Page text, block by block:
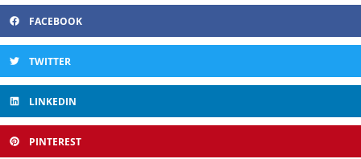
FACEBOOK
TWITTER
LINKEDIN
PINTEREST